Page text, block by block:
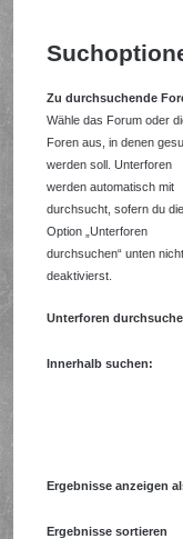
Zu durchsuchende
Wähle das Forum oder
Foren aus, in denen
werden soll. Unterforen
werden automatisch mit
durchsucht, sofern du die
Option „Unterforen
durchsuchen“ unten nicht
deaktivierst.
Unterforen
Innerhalb suchen:
Ergebnisse anzeigen
Ergebnisse sortieren